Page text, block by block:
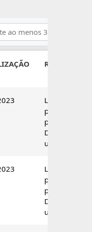
RESULTADO
Lançamento
parcialmente
procedente.
Decisão
unânime.
Lançamento
parcialmente
procedente.
Decisão
unânime.